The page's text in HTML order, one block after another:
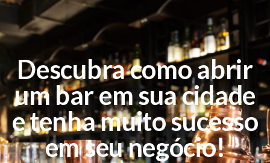
Descubra como abrir
um bar em sua cidade
e tenha muito sucesso
em seu negócio!